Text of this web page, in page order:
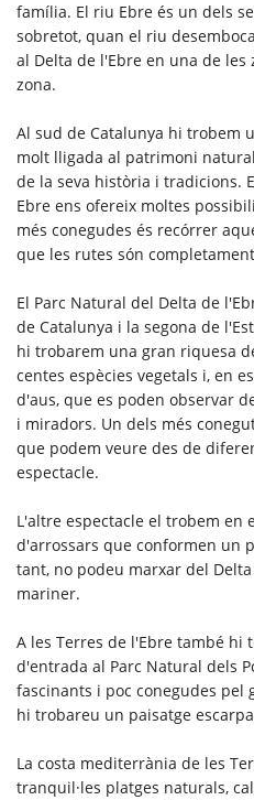
família. El riu Ebre és un dels
sobretot, quan el riu
al Delta de l'Ebre en una de
zona.
Al sud de Catalunya hi trobem
molt lligada al patrimoni
de la seva història i tradicions.
Ebre ens ofereix moltes
més conegudes és recórrer
que les rutes són
El Parc Natural del Delta de
de Catalunya i la segona de
hi trobarem una gran riquesa
centes espècies vegetals i, en
d'aus, que es poden observar
i miradors. Un dels més
que podem veure des de
espectacle.
L'altre espectacle el trobem en
d'arrossars que conformen un
tant, no podeu marxar del
mariner.
A les Terres de l'Ebre també hi
d'entrada al Parc Natural dels
fascinants i poc conegudes pel
hi trobareu un paisatge
La costa mediterrània de les
tranquil·les platges naturals,